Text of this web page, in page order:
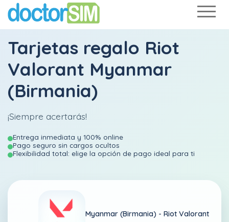
Tarjetas regalo Riot
Valorant Myanmar
(Birmania)
¡Siempre acertarás!
Entrega inmediata y 100% online
Pago seguro sin cargos ocultos
Flexibilidad total: elige la opción de pago ideal para ti
Myanmar (Birmania) - Riot Valorant